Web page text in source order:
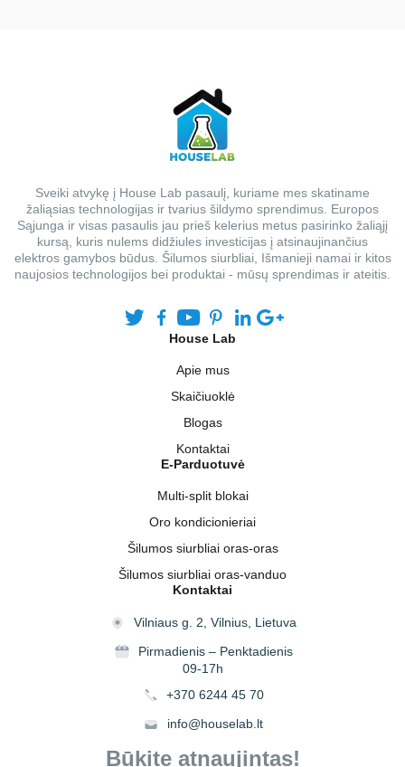
Sveiki atvykę į House Lab pasaulį, kuriame mes skatiname
žaliąsias technologijas ir tvarius šildymo sprendimus. Europos
Sąjunga ir visas pasaulis jau prieš kelerius metus pasirinko žaliąjį
kursą, kuris nulems didžiules investicijas į atsinaujinančius
elektros gamybos būdus. Šilumos siurbliai, Išmanieji namai ir kitos
naujosios technologijos bei produktai - mūsų sprendimas ir ateitis.
House Lab
Apie mus
Skaičiuoklė
Blogas
Kontaktai
E-Parduotuvė
Multi-split blokai
Oro kondicionieriai
Šilumos siurbliai oras-oras
Šilumos siurbliai oras-vanduo
Kontaktai
Vilniaus g. 2, Vilnius, Lietuva
Pirmadienis – Penktadienis
09-17h
+370 6244 45 70
info@houselab.lt
Būkite atnaujintas!